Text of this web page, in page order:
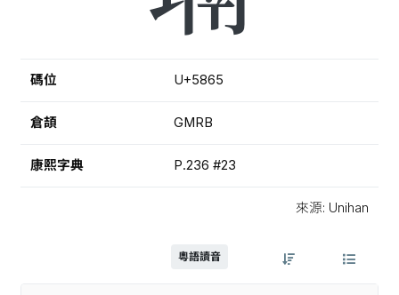
碼位 U+5865
倉頡 GMRB
康熙字典 P.236 #23
來源: Unihan
粵語讀音